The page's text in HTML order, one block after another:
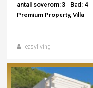
antall soverom: 3 Bad: 4
Premium Property, Villa
easyliving